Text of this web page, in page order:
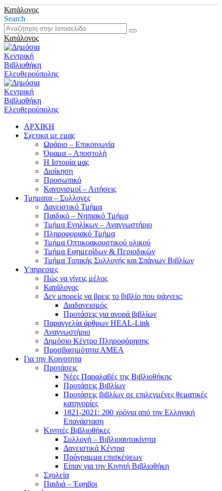
Κατάλογος
Search
Κατάλογος
ΑΡΧΙΚΗ
Σχετικα με εμας
Ωράριο – Επικοινωνία
Όραμα – Αποστολή
Η Ιστορία μας
Διοίκηση
Προσωπικό
Κανονισμοί – Αιτήσεις
Τμηματα – Συλλογες
Δανειστικό Τμήμα
Παιδικό – Νηπιακό Τμήμα
Τμήμα Ενηλίκων – Αναγνωστήριο
Πληροφοριακό Τμήμα
Τμήμα Οπτικοακουστικού υλικού
Τμήμα Εφημερίδων & Περιοδικών
Τμήμα Τοπικής Συλλογής και Σπάνιων Βιβλίων
Υπηρεσιες
Πώς να γίνεις μέλος
Κατάλογος
Δεν μπορείς να βρεις το βιβλίο που ψάχνεις;
Διαδανεισμός
Προτάσεις για αγορά βιβλίων
Παραγγελία άρθρων HEAL-Link
Αναγνωστήριο
Δημόσιο Κέντρο Πληροφόρησης
Προσβασιμότητα ΑΜΕΑ
Για την Κοινοτητα
Προτάσεις
Νέες Παραλαβές της Βιβλιοθήκης
Προτάσεις Βιβλίων
Προτάσεις βιβλίων σε επιλεγμένες θεματικές
κατηγορίες
1821-2021: 200 χρόνια από την Ελληνική
Επανάσταση
Κινητές Βιβλιοθήκες
Συλλογή – Βιβλιοαυτοκίνητα
Δανειστικά Κέντρα
Πρόγραμμα επισκέψεων
Είπαν για την Κινητή Βιβλιοθήκη
Σχολεία
Παιδιά – Έφηβοι